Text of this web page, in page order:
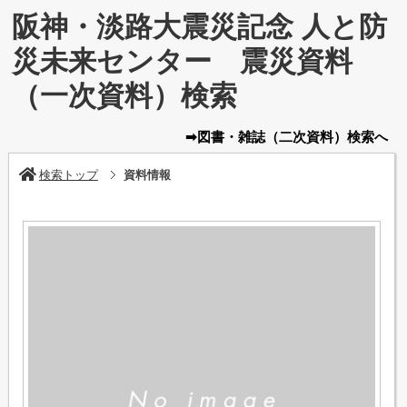
阪神・淡路大震災記念 人と防
災未来センター 震災資料
（一次資料）検索
➡図書・雑誌（二次資料） 検索へ
検索トップ 資料情報